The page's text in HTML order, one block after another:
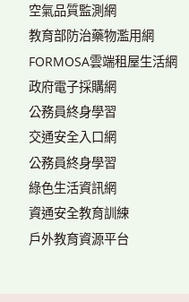
空氣品質監測網
教育部防治藥物濫用網
FORMOSA雲端租屋生活網
政府電子採購網
公務員終身學習
交通安全入口網
公務員終身學習
綠色生活資訊網
資通安全教育訓練
戶外教育資源平台